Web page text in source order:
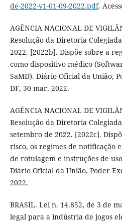
de-2022-v1-01-09-2022.pdf.
AGÊNCIA NACIONAL DE
Resolução da Diretoria
2022. [2022b]. Dispõe sobre a
como dispositivo médico
SaMD). Diário Oficial da União,
DF, 30 mar. 2022.
AGÊNCIA NACIONAL DE
Resolução da Diretoria
setembro de 2022. [2022c].
risco, os regimes de notificação
de rotulagem e instruções de
Diário Oficial da União, Poder
2022.
BRASIL. Lei n. 14.852, de 3 de
legal para a indústria de jogos